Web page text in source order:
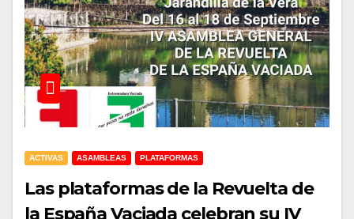
ACTIVAS ASAMBLEAS PLATAFORMAS
Las plataformas de la Revuelta de
la España Vaciada celebran su IV